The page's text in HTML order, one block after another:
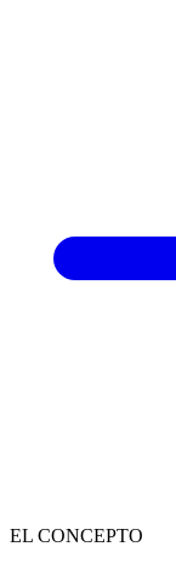
EL CONCEPTO